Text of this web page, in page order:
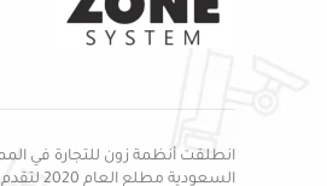
انطلقت أنظمة زون للتجارة في
السعودية